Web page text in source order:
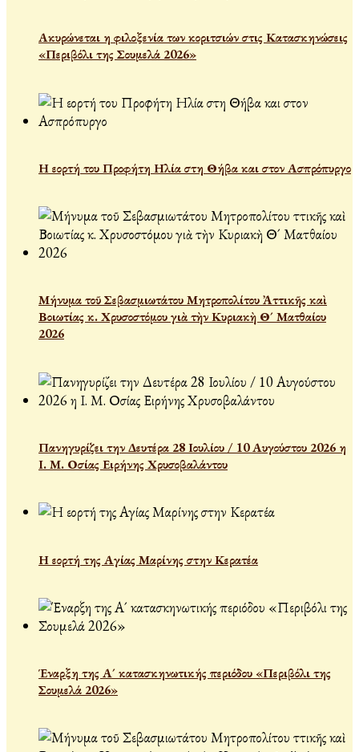
Ακυρώνεται η φιλοξενία των κοριτσιών στις Κατασκηνώσεις
«Περιβόλι της Σουμελά 2026»
Η εορτή του Προφήτη Ηλία στη Θήβα και στον Ασπρόπυργο
Μήνυμα τοῦ Σεβασμιωτάτου Μητροπολίτου Ἀττικῆς καὶ
Βοιωτίας κ. Χρυσοστόμου γιὰ τὴν Κυριακὴ Θ´ Ματθαίου
2026
Πανηγυρίζει την Δευτέρα 28 Ιουλίου / 10 Αυγούστου 2026 η
Ι. Μ. Οσίας Ειρήνης Χρυσοβαλάντου
Η εορτή της Αγίας Μαρίνης στην Κερατέα
Έναρξη της Α´ κατασκηνωτικής περιόδου «Περιβόλι της
Σουμελά 2026»